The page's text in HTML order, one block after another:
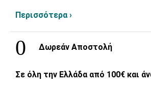
Περισσότερα ›
Δωρεάν Αποστολή
Σε όλη την Ελλάδα από 100€ και